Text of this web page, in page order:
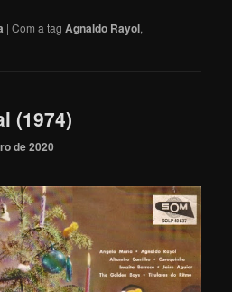
|Com a tagAgnaldo Rayol,
(1974)
de 2020